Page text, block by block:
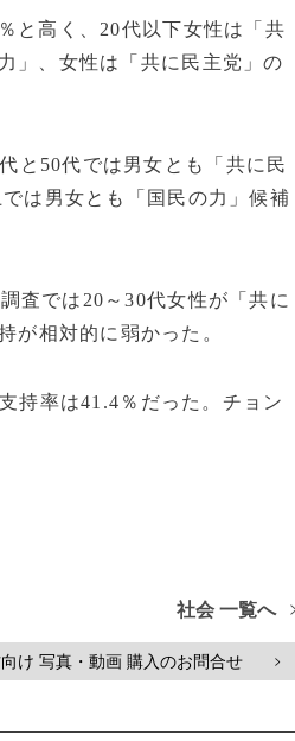
と高く、20代以下女性は「共
」、女性は「共に民主党」の
と50代では男女とも「共に民
は男女とも「国民の力」候補
査では20～30代女性が「共に
が相対的に弱かった。
持率は41.4％だった。チョン
社会 一覧へ
け 写真・動画 購入のお問合せ >